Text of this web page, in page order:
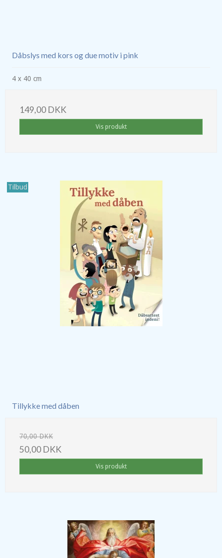
Dåbslys med kors og due motiv i pink
4 x 40 cm
149,00 DKK
Vis produkt
Tilbud
Tillykke med dåben
70,00 DKK
50,00 DKK
Vis produkt